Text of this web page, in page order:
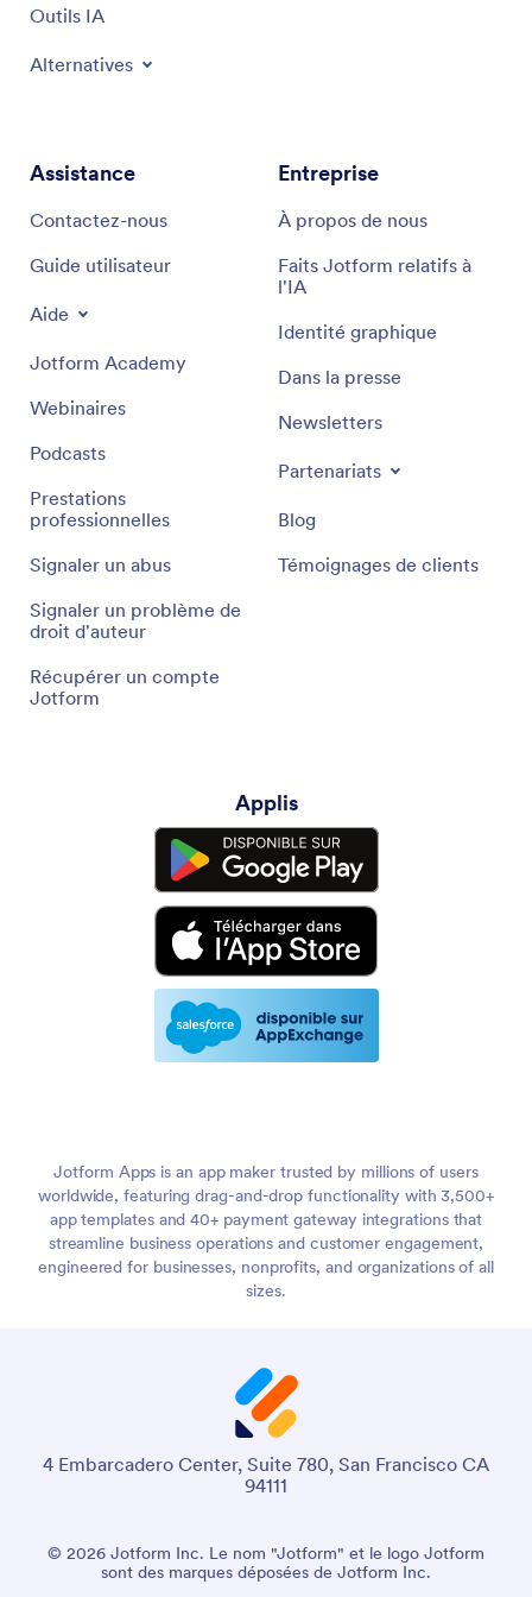
Outils IA
Alternatives
Assistance
Contactez-nous
Guide utilisateur
Aide
Jotform Academy
Webinaires
Podcasts
Prestations
professionnelles
Signaler un abus
Signaler un problème de
droit d'auteur
Récupérer un compte
Jotform
Entreprise
À propos de nous
Faits Jotform relatifs à
l'IA
Identité graphique
Dans la presse
Newsletters
Partenariats
Blog
Témoignages de clients
Applis
Jotform Apps is an app maker trusted by millions of users
worldwide, featuring drag-and-drop functionality with 3,500+
app templates and 40+ payment gateway integrations that
streamline business operations and customer engagement,
engineered for businesses, nonprofits, and organizations of all
sizes.
4 Embarcadero Center, Suite 780, San Francisco CA
94111
© 2026 Jotform Inc. Le nom "Jotform" et le logo Jotform
sont des marques déposées de Jotform Inc.